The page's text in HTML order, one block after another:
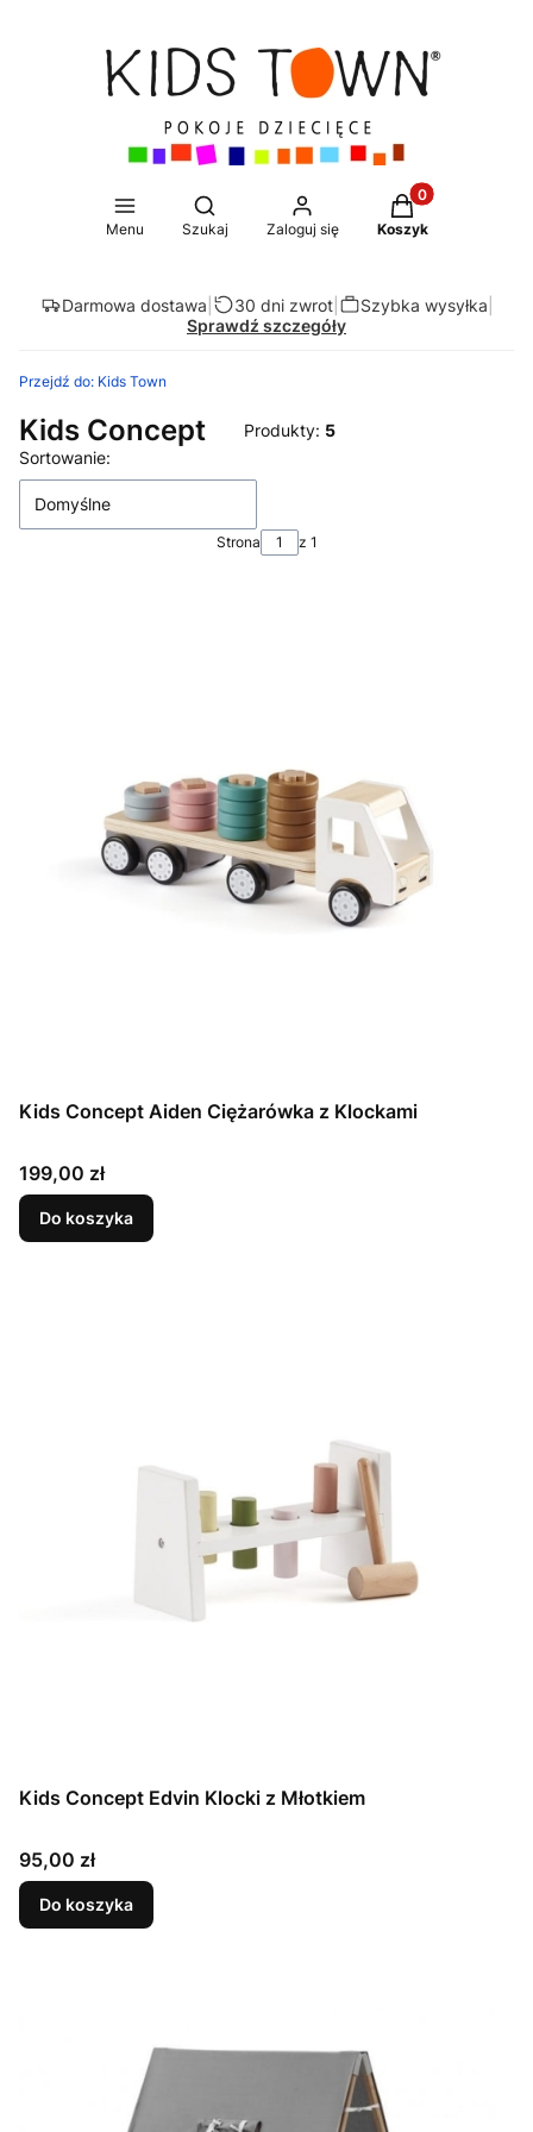
Menu
Otwórz wyszukiwarkę
Szukaj Zaloguj się
Produkty w
Koszyk
Darmowa dostawa 30 dni zwrot| Szybka wysyłka
Sprawdź szczegóły
Przejdź do: Kids Town
Kids Concept Produkty: 5
Lista produktów
Sortowanie:
Domyślne
Strona z 1
Kids Concept Aiden Ciężarówka z Klockami
Cena
199,00 zł
Do koszyka
Kids Concept Edvin Klocki z Młotkiem
Cena
95,00 zł
Do koszyka